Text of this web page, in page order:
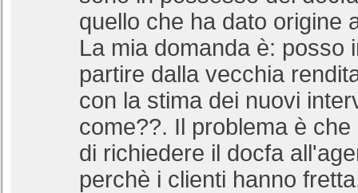
quello che ha dato origine
La mia domanda è: posso
partire dalla vecchia
con la stima dei nuovi
come??. Il problema è
di richiedere il docfa
perchè i clienti hanno